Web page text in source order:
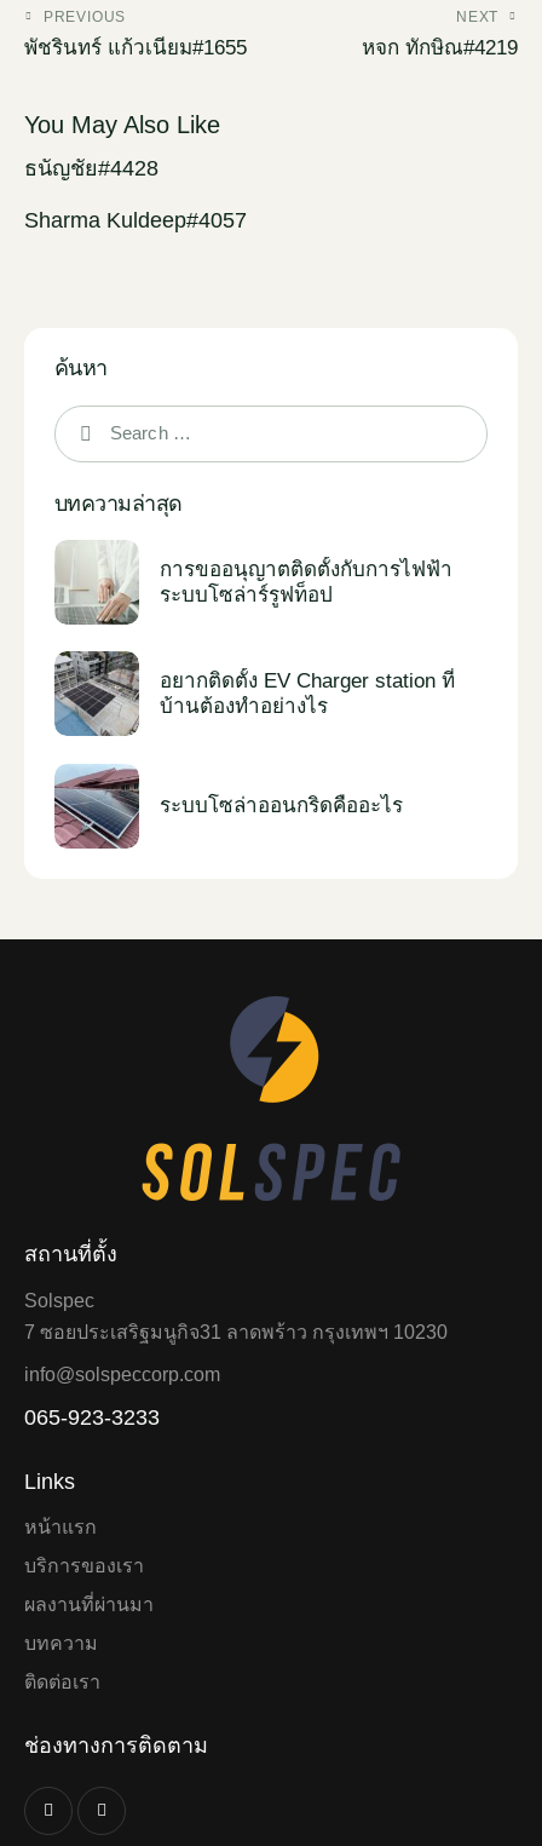
PREVIOUS
พัชรินทร์ แก้วเนียม#1655
NEXT
หจก ทักษิณ#4219
You May Also Like
ธนัญชัย#4428
Sharma Kuldeep#4057
ค้นหา
บทความล่าสุด
การขออนุญาตติดตั้งกับการไฟฟ้า
ระบบโซล่าร์รูฟท็อป
อยากติดตั้ง EV Charger station ที่
บ้านต้องทำอย่างไร
ระบบโซล่าออนกริดคืออะไร
สถานที่ตั้ง
Solspec
7 ซอยประเสริฐมนูกิจ31 ลาดพร้าว กรุงเทพฯ 10230
info@solspeccorp.com
065-923-3233
Links
หน้าแรก
บริการของเรา
ผลงานที่ผ่านมา
บทความ
ติดต่อเรา
ช่องทางการติดตาม